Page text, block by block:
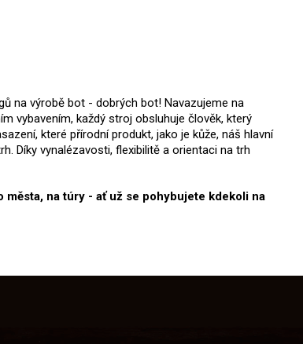
na výrobě bot - dobrých bot! Navazujeme na
vybavením, každý stroj obsluhuje člověk, který
které přírodní produkt, jako je kůže, náš hlavní
Díky vynalézavosti, flexibilitě a orientaci na trh
na túry - ať už se pohybujete kdekoli na